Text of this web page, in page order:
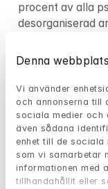
Denna
Vi använder
och annonserna till
sociala medier och
även sådana
enhet till de
som vi samarbetar
informationen med
tillhandahållit eller
procent av alla
desorganiserad
förekommer mer
med
Många
stressyndrom
de varit med om.
hypervigilans -